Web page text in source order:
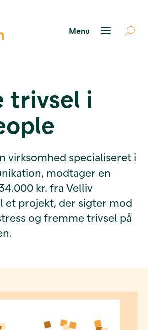
trivsel i
virksomhed specialiseret i
modtager en
kr. fra Velliv
et projekt, der sigter mod
og fremme trivsel på